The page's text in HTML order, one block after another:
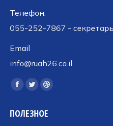
Телефон:
055-252-7867 -
Email
info@ruah26.co.il
Ищите нас:
Страница
открывается
Страница
открывается
Страница
открывается
ПОЛЕЗНОЕ